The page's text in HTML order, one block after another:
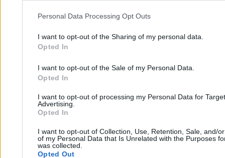
Personal Data Processing Opt Outs
I want to opt-out of the Sharing of my personal data.
Opted In
I want to opt-out of the Sale of my Personal Data.
Opted In
I want to opt-out of processing my Personal Data for
Advertising.
Opted In
I want to opt-out of Collection, Use, Retention, Sale, and/
of my Personal Data that Is Unrelated with the Purposes
was collected.
Opted Out
Bartosz Michalski